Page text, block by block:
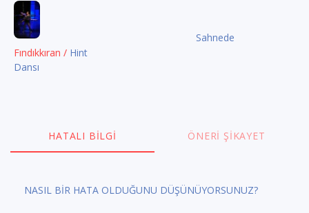
Fındıkkıran / Hint
Dansı
Sahnede
HATALI BILGI ÖNERI ŞIKAYET
NASIL BİR HATA OLDUĞUNU DÜŞÜNÜYORSUNUZ?